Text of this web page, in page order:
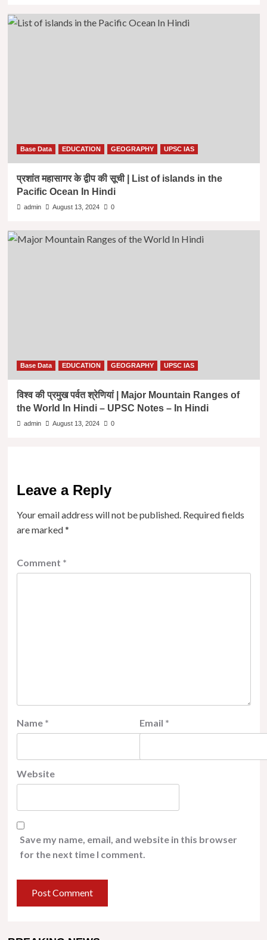
Base Data EDUCATION GEOGRAPHY UPSC IAS
प्रशांत महासागर के द्वीप की सूची | List of islands in the
Pacific Ocean In Hindi
admin August 13, 2024 0
Base Data EDUCATION GEOGRAPHY UPSC IAS
विश्व की प्रमुख पर्वत श्रेणियां | Major Mountain Ranges of
the World In Hindi – UPSC Notes – In Hindi
admin August 13, 2024 0
Leave a Reply
Your email address will not be published. Required fields
are marked*
Comment *
Name * Email *
Website
Save my name, email, and website in this browser
for the next time I comment.